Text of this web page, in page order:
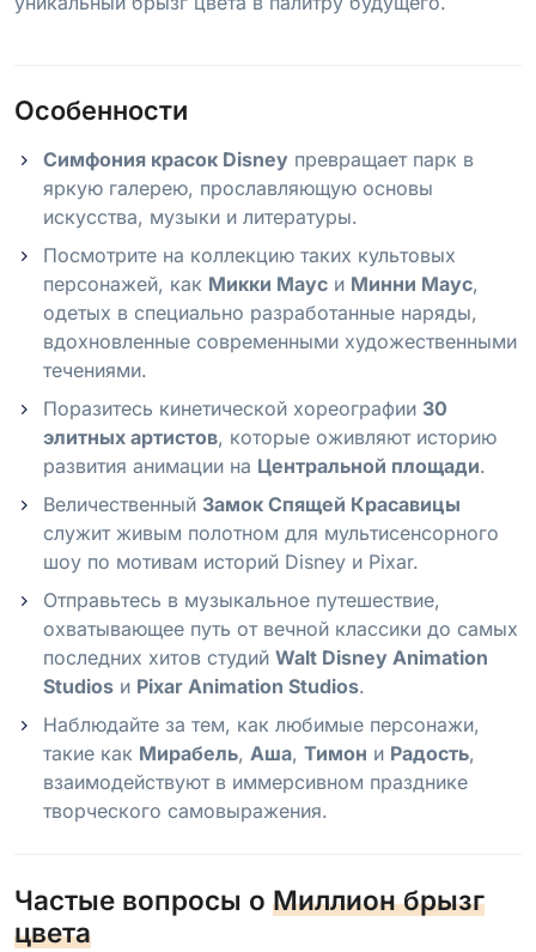
Особенности
Симфония красок Disney превращает парк в
яркую галерею, прославляющую основы
искусства, музыки и литературы.
Посмотрите на коллекцию таких культовых
персонажей, как Микки Маус и Минни Маус,
одетых в специально разработанные наряды,
вдохновленные современными художественными
течениями.
Поразитесь кинетической хореографии 30
элитных артистов, которые оживляют историю
развития анимации на Центральной площади.
Величественный Замок Спящей Красавицы
служит живым полотном для мультисенсорного
шоу по мотивам историй Disney и Pixar.
Отправьтесь в музыкальное путешествие,
охватывающее путь от вечной классики до самых
последних хитов студий Walt Disney Animation
Studios и Pixar Animation Studios.
Наблюдайте за тем, как любимые персонажи,
такие как Мирабель, Аша, Тимон и Радость,
взаимодействуют в иммерсивном празднике
творческого самовыражения.
Частые вопросы о Миллион брызг
цвета